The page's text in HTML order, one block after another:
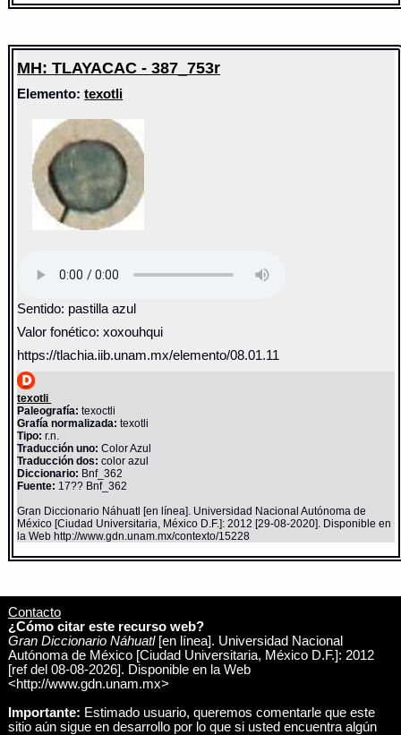
MH: TLAYACAC - 387_753r
Elemento:texotli
Sentido: pastilla azul
Valor fonético: xoxouhqui
https://tlachia.iib.unam.mx/elemento/08.01.11
texotli
Paleografía: texoctli
Grafía normalizada: texotli
Tipo: r.n.
Traducción uno: Color Azul
Traducción dos: color azul
Diccionario: Bnf_362
Fuente: 17?? Bnf_362
Gran Diccionario Náhuatl [en línea]. Universidad Nacional Autónoma de
México [Ciudad Universitaria, México D.F.]: 2012 [29-08-2020]. Disponible en
la Web http://www.gdn.unam.mx/contexto/15228
Contacto
¿Cómo citar este recurso web?
Gran Diccionario Náhuatl[en línea]. Universidad Nacional
Autónoma de México [Ciudad Universitaria, México D.F.]: 2012
[ref del 08-08-2026]. Disponible en la Web
<http://www.gdn.unam.mx>
Importante: Estimado usuario, queremos comentarle que este
sitio aún sigue en desarrollo por lo que si usted encuentra algún